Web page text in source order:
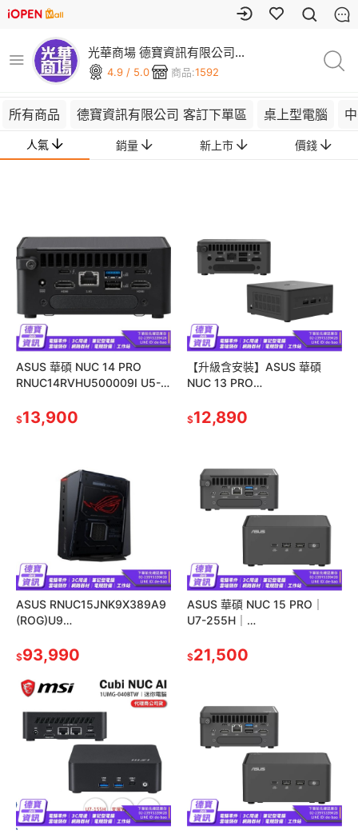
光華商場 德寶資訊有限公司
(可刷卡)
4.9 / 5.0 商品:1592
所有商品 德寶資訊有限公司 客訂下單區 桌上型電腦
人氣 銷量 新上市 價錢
ASUS 華碩 NUC 14 PRO
RNUC14RVHU500009I U5-
$13,900
【升級含安裝】ASUS 華碩
NUC 13 PRO
1340P 迷你電腦
$12,890
ASUS RNUC15JNK9X389A9
(ROG)U9
WIN11
$93,990
ASUS 華碩 NUC 15 PRO｜
U7-255H｜
電腦 光華 公司貨
$21,500